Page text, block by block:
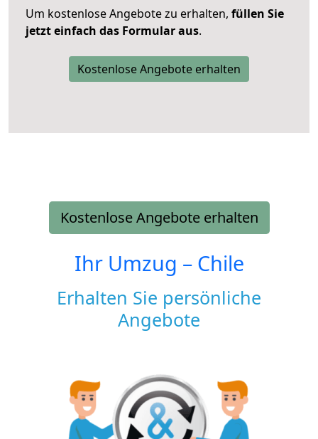
Um kostenlose Angebote zu erhalten, füllen Sie
jetzt einfach das Formular aus.
Kostenlose Angebote erhalten
Kostenlose Angebote erhalten
Ihr Umzug – Chile
Erhalten Sie persönliche
Angebote